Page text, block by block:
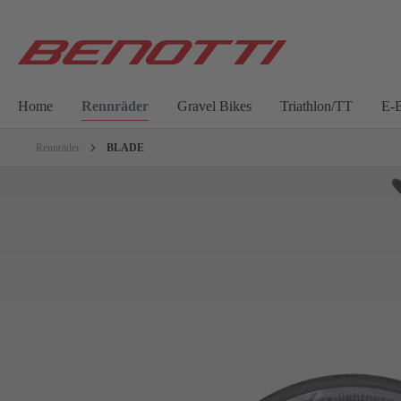
Home Rennräder Gravel Bikes Triathlon/TT E-
Rennräder BLADE